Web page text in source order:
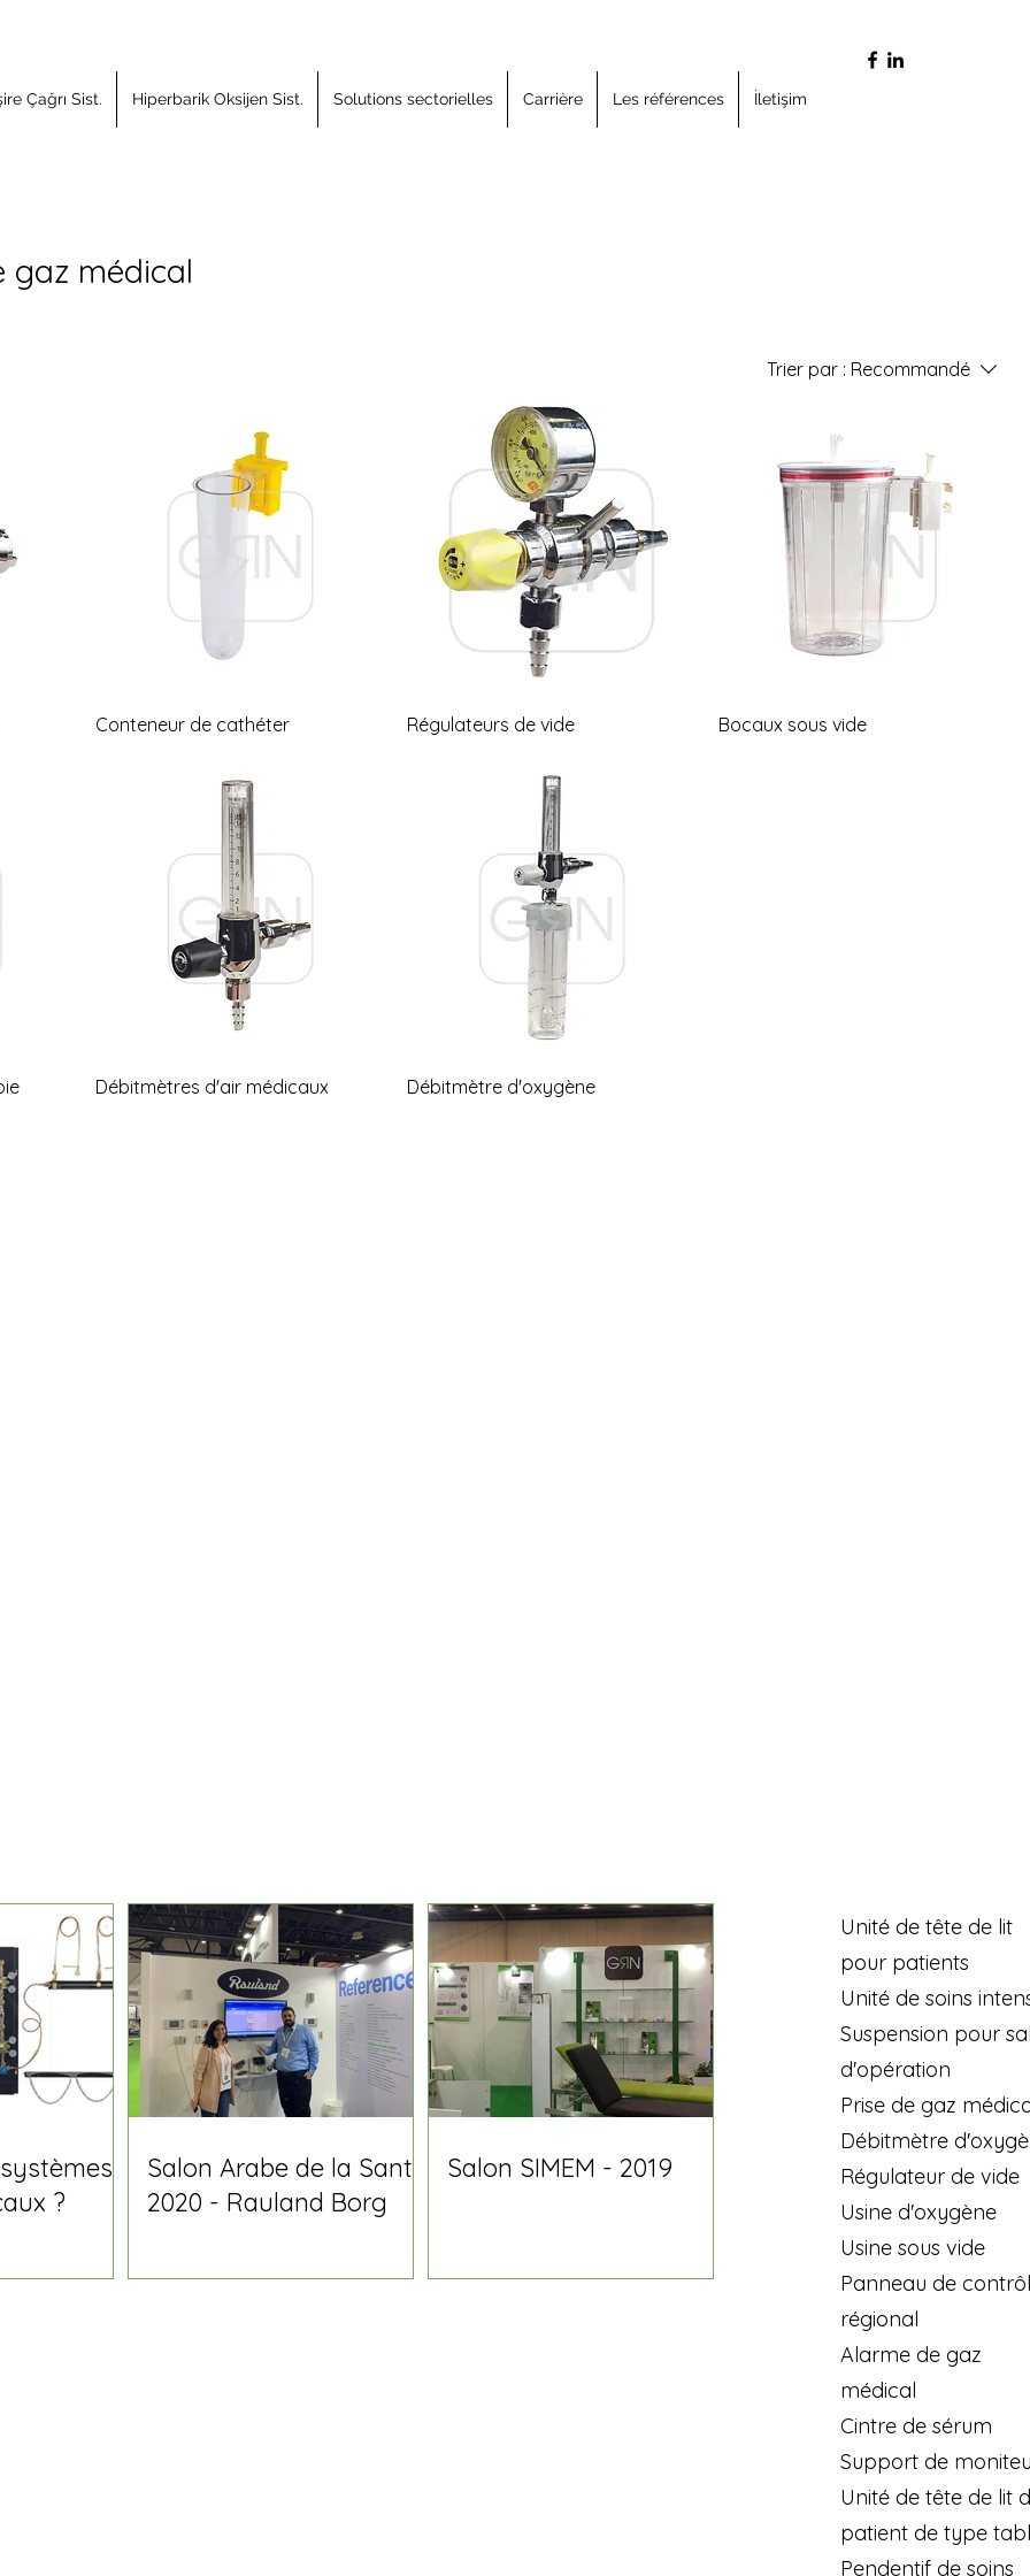
Çağrı Sist. Hiperbarik Oksijen Sist. Solutions sectorielles Carrière Les références İletişim
gaz médical
Trier par : Recommandé
Conteneur de cathéter Régulateurs de vide Bocaux sous vide
Débitmètres d'air médicaux Débitmètre d'oxygène
?
Salon Arabe de la Santé
2020 - Rauland Borg
Salon SIMEM - 2019
Unité de tête de lit
pour patients
Unité de soins
Suspension pour
d'opération
Prise de gaz
Débitmètre
Régulateur de vide
Usine d'oxygène
Usine sous vide
Panneau de
régional
Alarme de gaz
médical
Cintre de sérum
Support de
Unité de tête de lit
patient de type
Pendentif de soins